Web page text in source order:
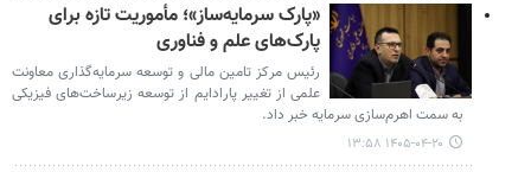
«پارک سرمایه‌ساز»؛ مأموریت تازه برای
پارک‌های علم و فناوری
رئیس مرکز تامین مالی و توسعه سرمایه‌گذاری معاونت
علمی از تغییر پارادایم از توسعه زیرساخت‌های فیزیکی
به سمت اهرم‌سازی سرمایه خبر داد.
۱۴۰۵-۰۴-۲۰ ۱۳:۵۸